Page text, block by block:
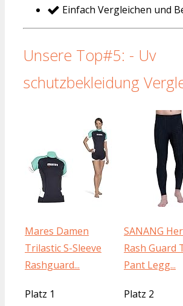
Einfach Vergleichen und
Unsere Top#5: - Uv
schutzbekleidung
Mares Damen
Trilastic S-Sleeve
Rashguard...
SANANG
Rash Guard
Pant Legg...
Platz 1 Platz 2